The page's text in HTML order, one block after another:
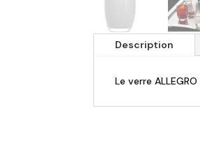
Description
Le verre